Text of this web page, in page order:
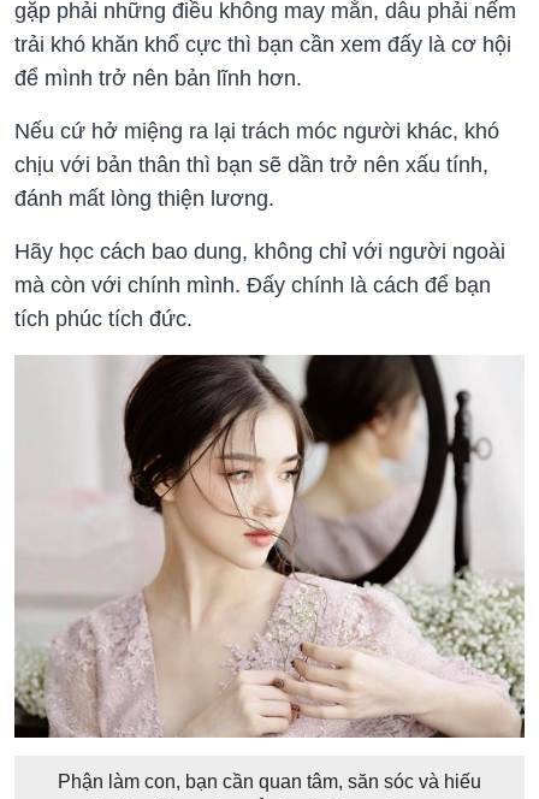
gặp phải những điều không may mắn, dẫu phải nếm
trải khó khăn khổ cực thì bạn cần xem đấy là cơ hội
để mình trở nên bản lĩnh hơn.
Nếu cứ hở miệng ra lại trách móc người khác, khó
chịu với bản thân thì bạn sẽ dần trở nên xấu tính,
đánh mất lòng thiện lương.
Hãy học cách bao dung, không chỉ với người ngoài
mà còn với chính mình. Đấy chính là cách để bạn
tích phúc tích đức.
Phận làm con, bạn cần quan tâm, săn sóc và hiếu